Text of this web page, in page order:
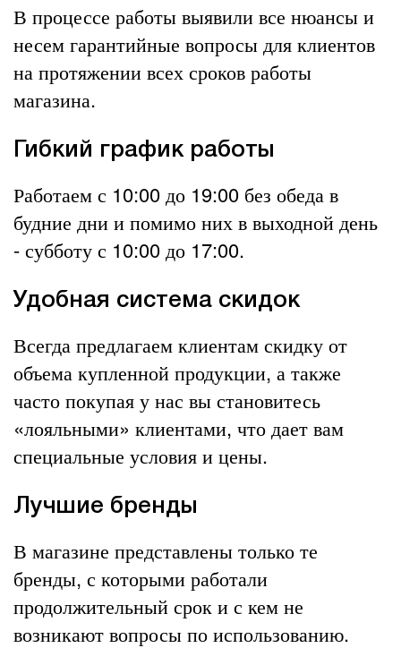
В процессе работы выявили все нюансы и
несем гарантийные вопросы для клиентов
на протяжении всех сроков работы
магазина.
Гибкий график работы
Работаем с 10:00 до 19:00 без обеда в
будние дни и помимо них в выходной день
- субботу с 10:00 до 17:00.
Удобная система скидок
Всегда предлагаем клиентам скидку от
объема купленной продукции, а также
часто покупая у нас вы становитесь
«лояльными» клиентами, что дает вам
специальные условия и цены.
Лучшие бренды
В магазине представлены только те
бренды, с которыми работали
продолжительный срок и с кем не
возникают вопросы по использованию.